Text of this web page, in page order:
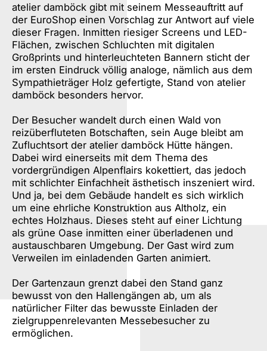
atelier damböck gibt mit seinem Messeauftritt auf
der EuroShop einen Vorschlag zur Antwort auf viele
dieser Fragen. Inmitten riesiger Screens und LED-
Flächen, zwischen Schluchten mit digitalen
Großprints und hinterleuchteten Bannern sticht der
im ersten Eindruck völlig analoge, nämlich aus dem
Sympathieträger Holz gefertigte, Stand von atelier
damböck besonders hervor.
Der Besucher wandelt durch einen Wald von
reizüberfluteten Botschaften, sein Auge bleibt am
Zufluchtsort der atelier damböck Hütte hängen.
Dabei wird einerseits mit dem Thema des
vordergründigen Alpenflairs kokettiert, das jedoch
mit schlichter Einfachheit ästhetisch inszeniert wird.
Und ja, bei dem Gebäude handelt es sich wirklich
um eine ehrliche Konstruktion aus Altholz, ein
echtes Holzhaus. Dieses steht auf einer Lichtung
als grüne Oase inmitten einer überladenen und
austauschbaren Umgebung. Der Gast wird zum
Verweilen im einladenden Garten animiert.
Der Gartenzaun grenzt dabei den Stand ganz
bewusst von den Hallengängen ab, um als
natürlicher Filter das bewusste Einladen der
zielgruppenrelevanten Messebesucher zu
ermöglichen.